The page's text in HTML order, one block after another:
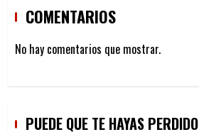
COMENTARIOS
No hay comentarios que mostrar.
PUEDE QUE TE HAYAS PERDIDO